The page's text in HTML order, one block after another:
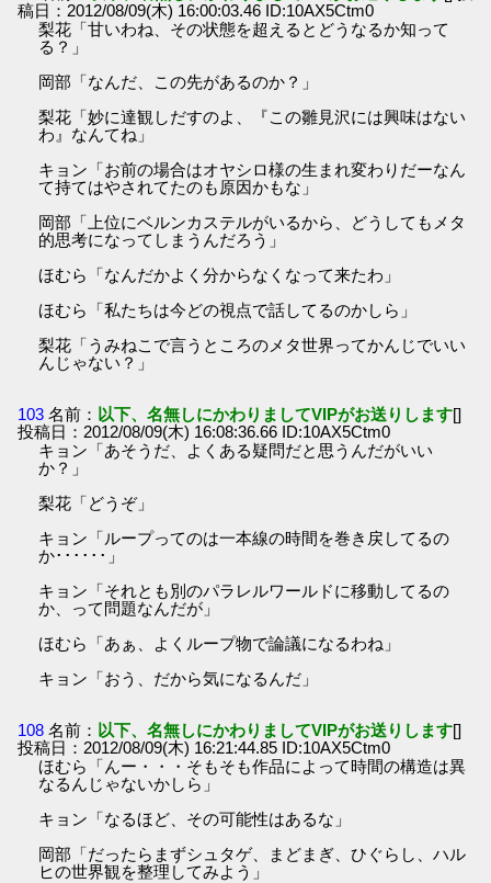
稿日：2012/08/09(木) 16:00:03.46 ID:10AX5Ctm0
梨花「甘いわね、その状態を超えるとどうなるか知って
る？」
岡部「なんだ、この先があるのか？」
梨花「妙に達観しだすのよ、『この雛見沢には興味はない
わ』なんてね」
キョン「お前の場合はオヤシロ様の生まれ変わりだーなん
て持てはやされてたのも原因かもな」
岡部「上位にベルンカステルがいるから、どうしてもメタ
的思考になってしまうんだろう」
ほむら「なんだかよく分からなくなって来たわ」
ほむら「私たちは今どの視点で話してるのかしら」
梨花「うみねこで言うところのメタ世界ってかんじでいい
んじゃない？」
103 名前： 以下、名無しにかわりましてVIPがお送りします[]
投稿日：2012/08/09(木) 16:08:36.66 ID:10AX5Ctm0
キョン「あそうだ、よくある疑問だと思うんだがいい
か？」
梨花「どうぞ」
キョン「ループってのは一本線の時間を巻き戻してるの
か･･････」
キョン「それとも別のパラレルワールドに移動してるの
か、って問題なんだが」
ほむら「あぁ、よくループ物で論議になるわね」
キョン「おう、だから気になるんだ」
108 名前： 以下、名無しにかわりましてVIPがお送りします[]
投稿日：2012/08/09(木) 16:21:44.85 ID:10AX5Ctm0
ほむら「んー・・・そもそも作品によって時間の構造は異
なるんじゃないかしら」
キョン「なるほど、その可能性はあるな」
岡部「だったらまずシュタゲ、まどまぎ、ひぐらし、ハル
ヒの世界観を整理してみよう」